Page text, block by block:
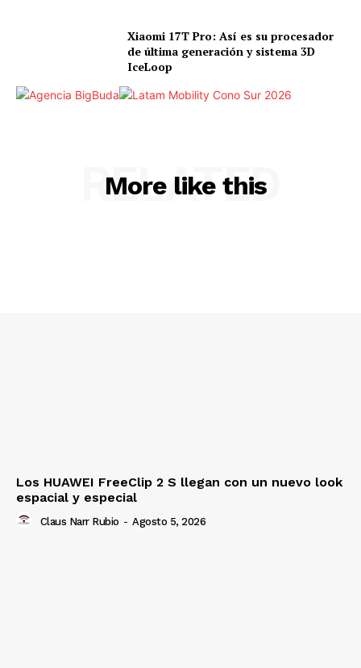
Xiaomi 17T Pro: Así es su procesador
de última generación y sistema 3D
IceLoop
More like this
RELATED
Los HUAWEI FreeClip 2 S llegan con un nuevo look
espacial y especial
Claus Narr Rubio - Agosto 5, 2026